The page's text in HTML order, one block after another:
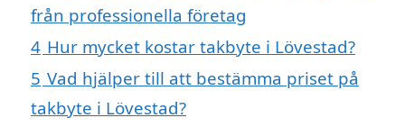
från professionella företag
4 Hur mycket kostar takbyte i Lövestad?
5 Vad hjälper till att bestämma priset på
takbyte i Lövestad?